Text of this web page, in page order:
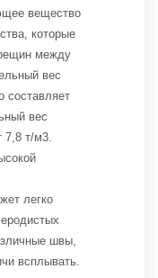
вещество
которые
между
вес
составляет
вес
7,8 т/м3.
легко
швы,
всплывать.